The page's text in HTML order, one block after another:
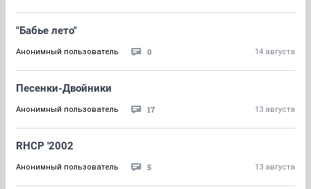
"Бабье лето"
Анонимный пользователь 0 14 августа
Песенки-Двойники
Анонимный пользователь 17 13 августа
RHCP '2002
Анонимный пользователь 5 13 августа